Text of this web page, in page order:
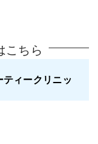
こちら
ィークリニッ